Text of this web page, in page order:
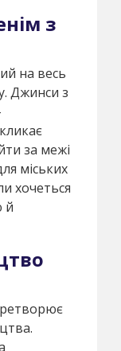
з
на весь
Джинси з
за межі
міських
хочеться
й